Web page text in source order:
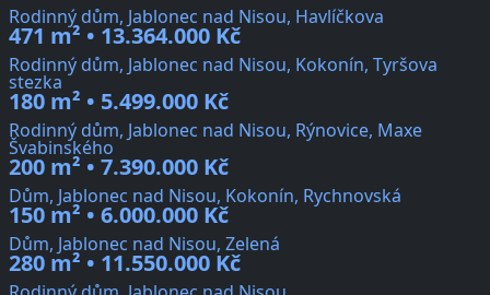
Rodinný dům, Jablonec nad Nisou, Havlíčkova
471 m² • 13.364.000 Kč
Rodinný dům, Jablonec nad Nisou, Kokonín, Tyršova
stezka
180 m² • 5.499.000 Kč
Rodinný dům, Jablonec nad Nisou, Rýnovice, Maxe
Švabinského
200 m² • 7.390.000 Kč
Dům, Jablonec nad Nisou, Kokonín, Rychnovská
150 m² • 6.000.000 Kč
Dům, Jablonec nad Nisou, Zelená
280 m² • 11.550.000 Kč